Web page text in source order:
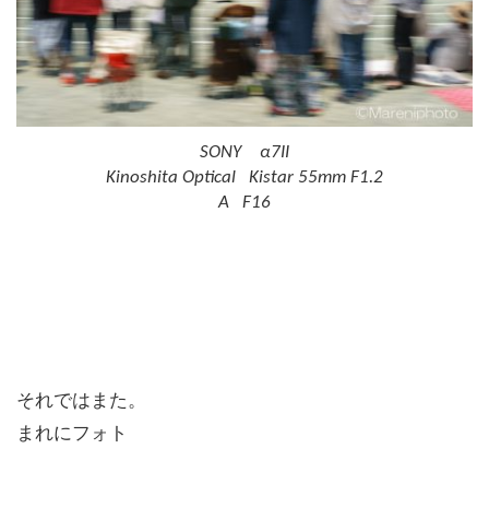
SONY α7II
Kinoshita Optical Kistar 55mm F1.2
A F16
それではまた。
まれにフォト